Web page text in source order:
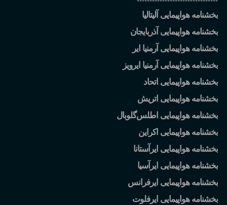
بخشنامه هواپیمایی آلیتالیا
بخشنامه هواپیمایی آذربایجان
بخشنامه هواپیمایی آرمنیا ایر
بخشنامه هواپیمایی آرمنیا ایرویز
بخشنامه هواپیمایی اتحاد
بخشنامه هواپیمایی اتریش
بخشنامه هواپیمایی اطلسگلوبال
بخشنامه هواپیمایی اکراین
بخشنامه هواپیمایی ایرآستانا
بخشنامه هواپیمایی ایرآسیا
بخشنامه هواپیمایی ایرفرانس
بخشنامه هواپیمایی ایرفلوت